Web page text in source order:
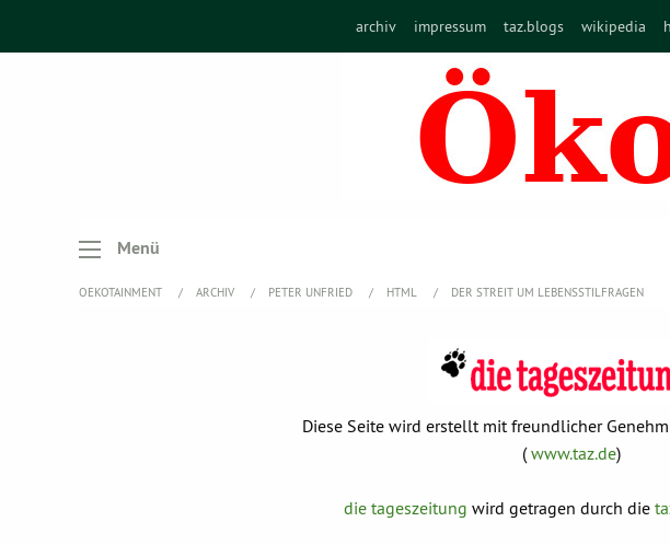
archiv impressum taz.blogs wikipedia
Menü
OEKOTAINMENT ARCHIV PETER UNFRIED HTML DER STREIT UM LEBENSSTILFRAGEN
Diese Seite wird erstellt mit freundlicher
(www.taz.de)
die tageszeitung wird getragen durch die